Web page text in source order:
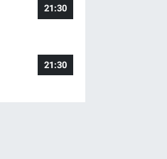
21:30
21:30